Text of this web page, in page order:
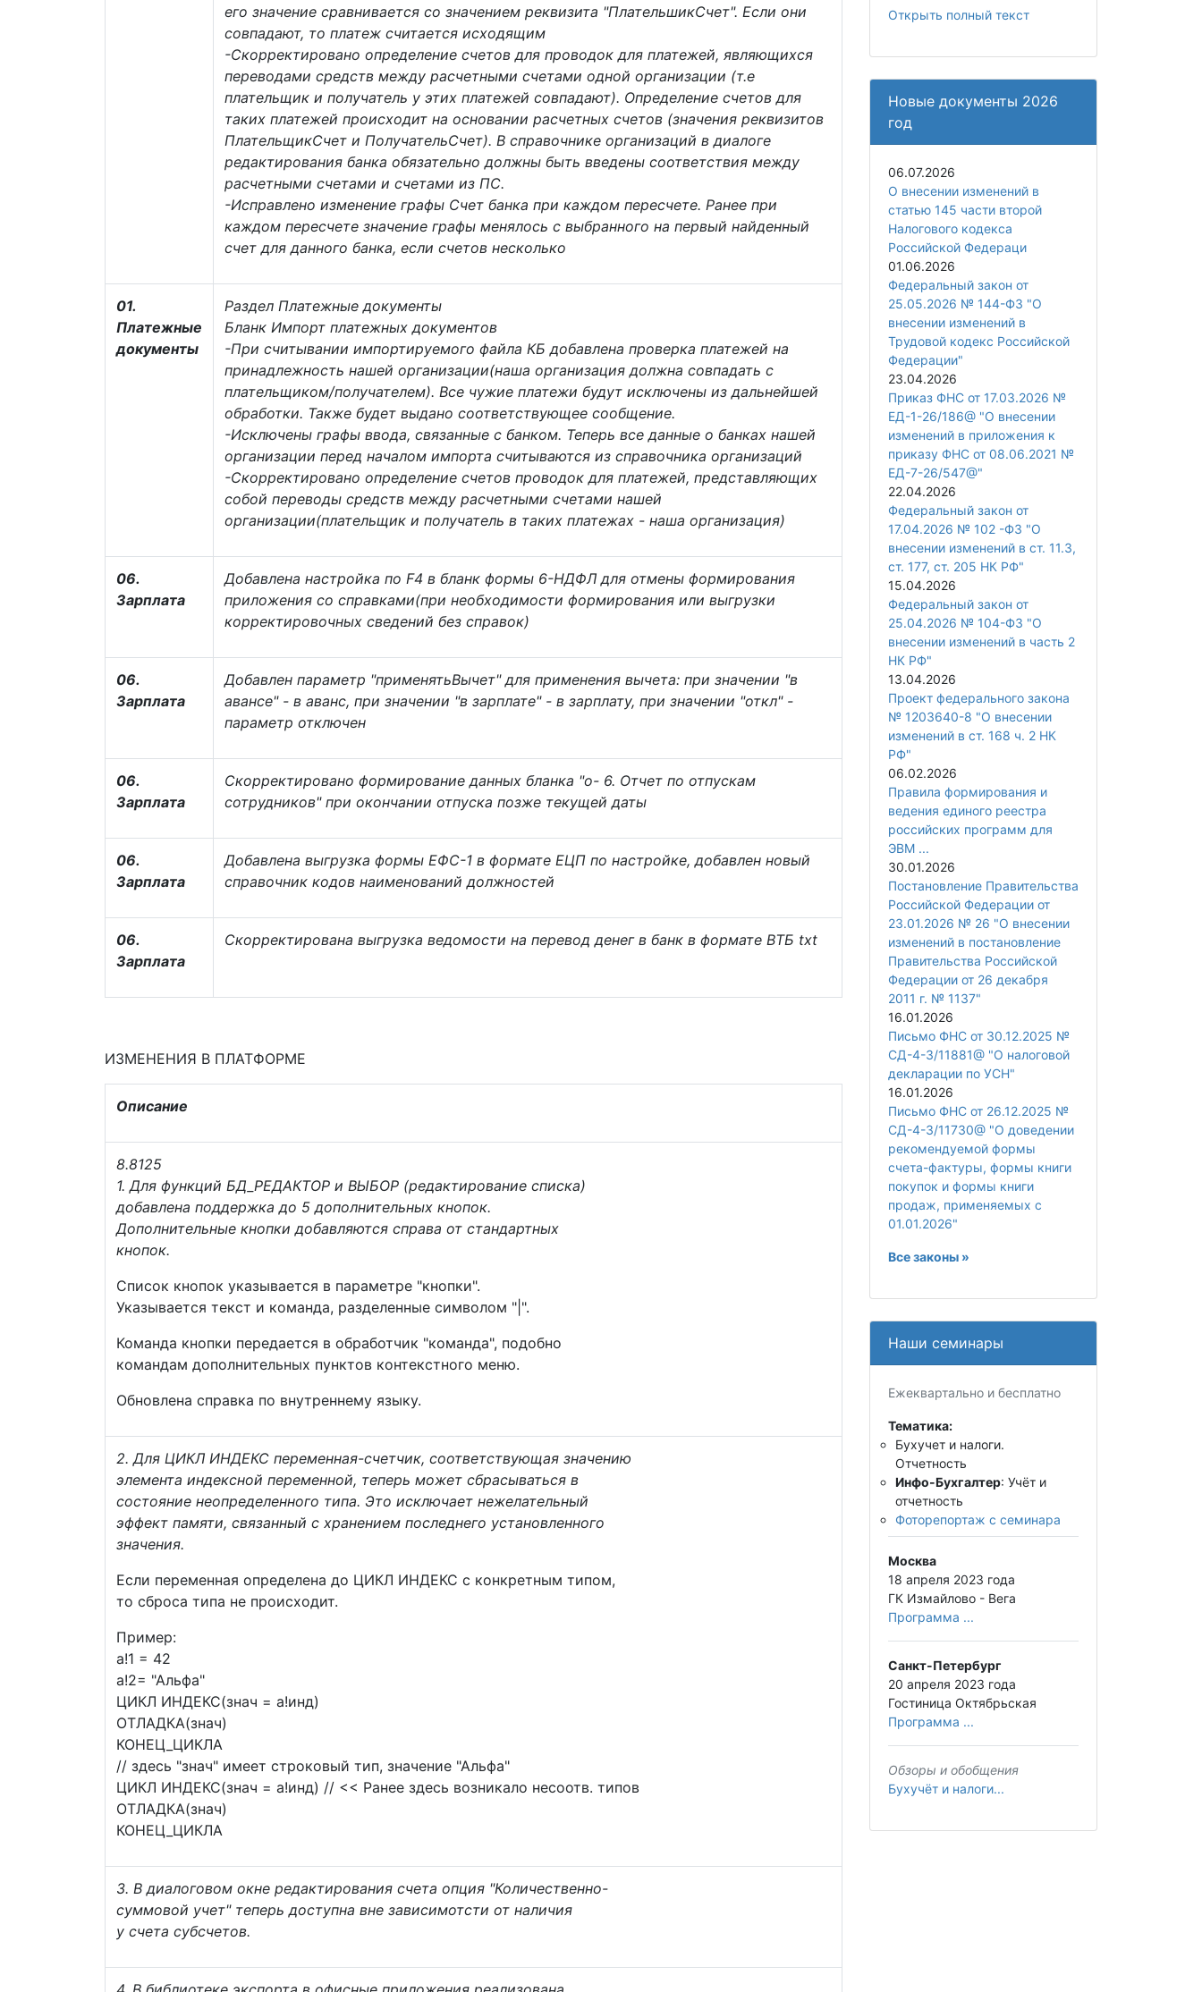
его значение сравнивается со значением реквизита "ПлательшикСчет". Если они
совпадают, то платеж считается исходящим
-Скорректировано определение счетов для проводок для платежей, являющихся
переводами средств между расчетными счетами одной организации (т.е
плательщик и получатель у этих платежей совпадают). Определение счетов для
таких платежей происходит на основании расчетных счетов (значения реквизитов
ПлательщикСчет и ПолучательСчет). В справочнике организаций в диалоге
редактирования банка обязательно должны быть введены соответствия между
расчетными счетами и счетами из ПС.
-Исправлено изменение графы Счет банка при каждом пересчете. Ранее при
каждом пересчете значение графы менялось с выбранного на первый найденный
счет для данного банка, если счетов несколько
01.
Платежные
документы
Раздел Платежные документы
Бланк Импорт платежных документов
-При считывании импортируемого файла КБ добавлена проверка платежей на
принадлежность нашей организации(наша организация должна совпадать с
плательщиком/получателем). Все чужие платежи будут исключены из дальнейшей
обработки. Также будет выдано соответствующее сообщение.
-Исключены графы ввода, связанные с банком. Теперь все данные о банках нашей
организации перед началом импорта считываются из справочника организаций
-Скорректировано определение счетов проводок для платежей, представляющих
собой переводы средств между расчетными счетами нашей
организации(плательщик и получатель в таких платежах - наша организация)
06.
Зарплата
Добавлена настройка по F4 в бланк формы 6-НДФЛ для отмены формирования
приложения со справками(при необходимости формирования или выгрузки
корректировочных сведений без справок)
06.
Зарплата
Добавлен параметр "применятьВычет" для применения вычета: при значении "в
авансе" - в аванс, при значении "в зарплате" - в зарплату, при значении "откл" -
параметр отключен
06.
Зарплата
Скорректировано формирование данных бланка "о- 6. Отчет по отпускам
сотрудников" при окончании отпуска позже текущей даты
06.
Зарплата
Добавлена выгрузка формы ЕФС-1 в формате ЕЦП по настройке, добавлен новый
справочник кодов наименований должностей
06.
Зарплата
Скорректирована выгрузка ведомости на перевод денег в банк в формате ВТБ txt
ИЗМЕНЕНИЯ В ПЛАТФОРМЕ
Описание
8.8125
1. Для функций БД_РЕДАКТОР и ВЫБОР (редактирование списка)
добавлена поддержка до 5 дополнительных кнопок.
Дополнительные кнопки добавляются справа от стандартных
кнопок.
Список кнопок указывается в параметре "кнопки".
Указывается текст и команда, разделенные символом "|".
Команда кнопки передается в обработчик "команда", подобно
командам дополнительных пунктов контекстного меню.
Обновлена справка по внутреннему языку.
2. Для ЦИКЛ ИНДЕКС переменная-счетчик, соответствующая значению
элемента индексной переменной, теперь может сбрасываться в
состояние неопределенного типа. Это исключает нежелательный
эффект памяти, связанный с хранением последнего установленного
значения.
Если переменная определена до ЦИКЛ ИНДЕКС с конкретным типом,
то сброса типа не происходит.
Пример:
а!1 = 42
а!2= "Альфа"
ЦИКЛ ИНДЕКС(знач = а!инд)
ОТЛАДКА(знач)
КОНЕЦ_ЦИКЛА
// здесь "знач" имеет строковый тип, значение "Альфа"
ЦИКЛ ИНДЕКС(знач = а!инд) // << Ранее здесь возникало несоотв. типов
ОТЛАДКА(знач)
КОНЕЦ_ЦИКЛА
3. В диалоговом окне редактирования счета опция "Количественно-
суммовой учет" теперь доступна вне зависимотсти от наличия
у счета субсчетов.
Открыть полный текст
Новые документы 2026
год
06.07.2026
О внесении изменений в
статью 145 части второй
Налогового кодекса
Российской Федераци
01.06.2026
Федеральный закон от
25.05.2026 № 144-ФЗ "О
внесении изменений в
Трудовой кодекс Российской
Федерации"
23.04.2026
Приказ ФНС от 17.03.2026 №
ЕД-1-26/186@ "О внесении
изменений в приложения к
приказу ФНС от 08.06.2021 №
ЕД-7-26/547@"
22.04.2026
Федеральный закон от
17.04.2026 № 102 -ФЗ "О
внесении изменений в ст. 11.3,
ст. 177, ст. 205 НК РФ"
15.04.2026
Федеральный закон от
25.04.2026 № 104-ФЗ "О
внесении изменений в часть 2
НК РФ"
13.04.2026
Проект федерального закона
№ 1203640-8 "О внесении
изменений в ст. 168 ч. 2 НК
РФ"
06.02.2026
Правила формирования и
ведения единого реестра
российских программ для
ЭВМ ...
30.01.2026
Постановление Правительства
Российской Федерации от
23.01.2026 № 26 "О внесении
изменений в постановление
Правительства Российской
Федерации от 26 декабря
2011 г. № 1137"
16.01.2026
Письмо ФНС от 30.12.2025 №
СД-4-3/11881@ "О налоговой
декларации по УСН"
16.01.2026
Письмо ФНС от 26.12.2025 №
СД-4-3/11730@ "О доведении
рекомендуемой формы
счета-фактуры, формы книги
покупок и формы книги
продаж, применяемых с
01.01.2026"
Все законы »
Наши семинары
Ежеквартально и бесплатно
Тематика:
Бухучет и налоги.
Отчетность
Инфо-Бухгалтер: Учёт и
отчетность
Фоторепортаж с семинара
Москва
18 апреля 2023 года
ГК Измайлово - Вега
Программа ...
Санкт-Петербург
20 апреля 2023 года
Гостиница Октябрьская
Программа ...
Обзоры и обобщения
Бухучёт и налоги...